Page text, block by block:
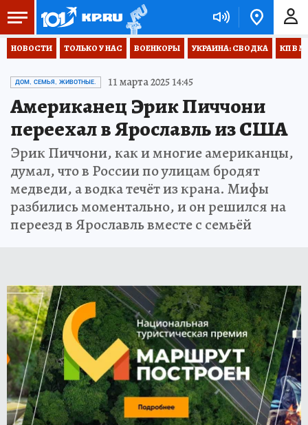
НОВОСТИ ТОЛЬКО У НАС ВОЕНКОРЫ УКРАИНА: СВОДКА КП В
ДОМ, СЕМЬЯ, ЖИВОТНЫЕ. 11 марта 2025 14:45
Американец Эрик Пиччони
переехал в Ярославль из США
Эрик Пиччони, как и многие американцы,
думал, что в России по улицам бродят
медведи, а водка течёт из крана. Мифы
разбились моментально, и он решился на
переезд в Ярославль вместе с семьёй